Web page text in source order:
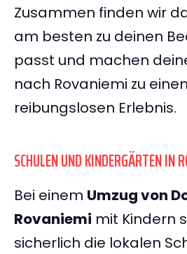
Zusammen finden wir
am besten zu deinen
passt und machen
nach Rovaniemi zu
reibungslosen Erlebnis.
SCHULEN UND KINDERGÄRTEN IN
Bei einem Umzug von
Rovaniemi mit Kindern
sicherlich die lokalen